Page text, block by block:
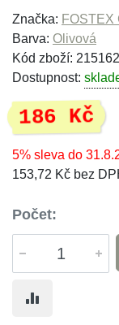
Značka: FOSTEX
Barva: Olivová
Kód zboží:
Dostupnost:
186 Kč
5% sleva do
153,72 Kč bez
Počet: